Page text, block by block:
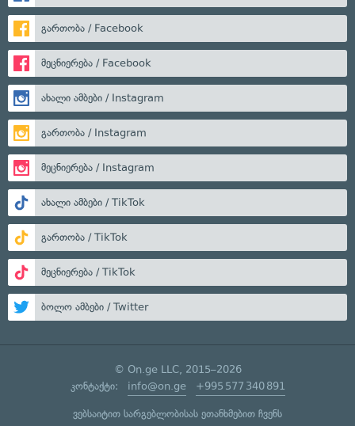
გართობა / Facebook
მეცნიერება / Facebook
ახალი ამბები / Instagram
გართობა / Instagram
მეცნიერება / Instagram
ახალი ამბები / TikTok
გართობა / TikTok
მეცნიერება / TikTok
ბოლო ამბები / Twitter
© On.ge LLC, 2015–2026
კონტაქტი: info@on.ge +995 577 340 891
ვებსაიტით სარგებლობისას ეთანხმებით ჩვენს